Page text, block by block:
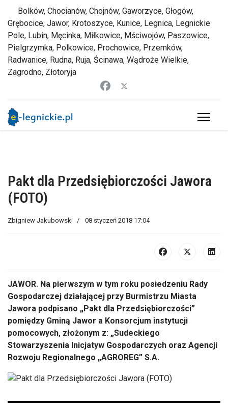
Bolków, Chocianów, Chojnów, Gaworzyce, Głogów,
Grębocice, Jawor, Krotoszyce, Kunice, Legnica, Legnickie
Pole, Lubin, Męcinka, Miłkowice, Mściwojów, Paszowice,
Pielgrzymka, Polkowice, Prochowice, Przemków,
Radwanice, Rudna, Ruja, Ścinawa, Wądroże Wielkie,
Zagrodno, Złotoryja
Pakt dla Przedsiębiorczości Jawora
(FOTO)
Zbigniew Jakubowski 08 styczeń 2018 17:04
JAWOR. Na pierwszym w tym roku posiedzeniu Rady
Gospodarczej działającej przy Burmistrzu Miasta
Jawora podpisano „Pakt dla Przedsiębiorczości”
pomiędzy Gminą Jawor a Konsorcjum instytucji
pomocowych, złożonym z: „Sudeckiego
Stowarzyszenia Inicjatyw Gospodarczych oraz Agencji
Rozwoju Regionalnego „AGROREG” S.A.